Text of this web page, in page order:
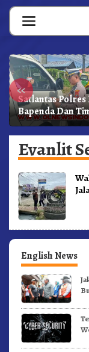
Skip
content
«
Satlantas
Bapenda Dan
Lainnya Gelar
Sadar Pajak
Evanlit
English News